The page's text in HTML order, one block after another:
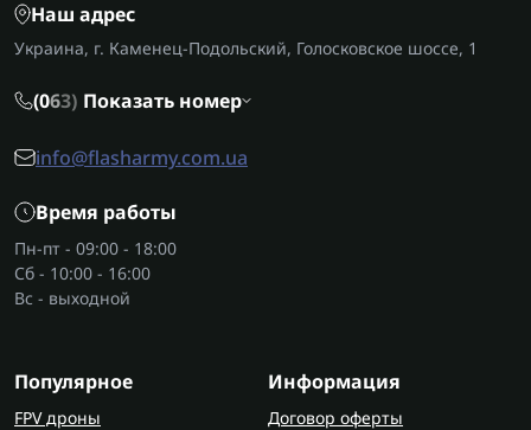
Наш адрес
Украина, г. Каменец-Подольский, Голосковское шоссе, 1
(063) Показать номер
info@flasharmy.com.ua
Время работы
Пн-пт - 09:00 - 18:00
Сб - 10:00 - 16:00
Вс - выходной
Популярное
FPV дроны
Информация
Договор оферты